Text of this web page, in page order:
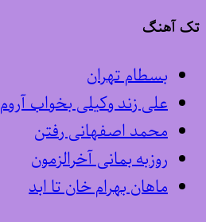
تک آهنگ
بسطام تهران
علی زند وکیلی بخواب آروم
محمد اصفهانی رفتن
روزبه بمانی آخرالزمون
ماهان بهرام خان تا ابد